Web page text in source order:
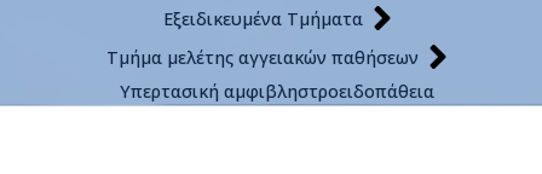
Εξειδικευμένα Τμήματα
Τμήμα μελέτης αγγειακών παθήσεων
Υπερτασική αμφιβληστροειδοπάθεια